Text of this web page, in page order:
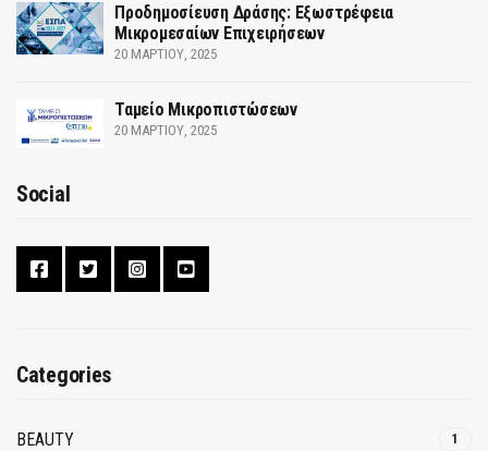
Προδημοσίευση Δράσης: Εξωστρέφεια
Μικρομεσαίων Επιχειρήσεων
20 ΜΑΡΤΊΟΥ, 2025
Ταμείο Μικροπιστώσεων
20 ΜΑΡΤΊΟΥ, 2025
Social
Categories
BEAUTY 1